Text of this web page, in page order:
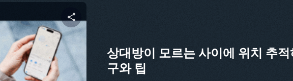
공유하기
상대방이 모르는 사이에 위치 추
구와 팁